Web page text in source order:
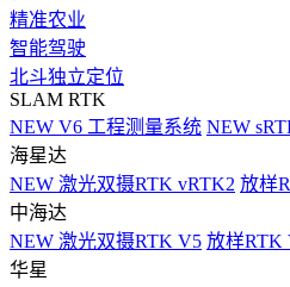
精准农业
智能驾驶
北斗独立定位
SLAM RTK
NEW V6 工程测量系统 NEW
海星达
NEW 激光双摄RTK vRTK2 放样
中海达
NEW 激光双摄RTK V5 放样RTK
华星